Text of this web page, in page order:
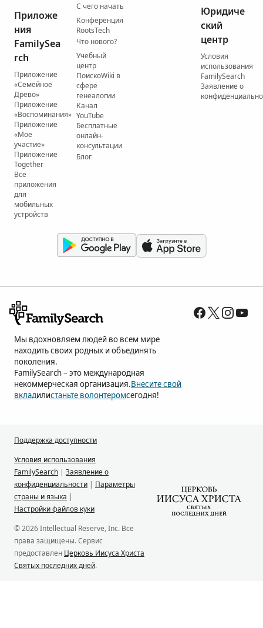
Приложе
ния
FamilySea
rch
Приложение
«Семейное
Древо»
Приложение
«Воспоминания»
Приложение
«Мое
участие»
Приложение
Together
Все
приложения
для
мобильных
устройств
С чего начать
Конференция
RootsTech
Что нового?
Учебный
центр
ПоискоWiki в
сфере
генеалогии
Канал
YouTube
Бесплатные
онлайн-
консультации
Блог
Юридиче
ский
центр
Условия
использования
FamilySearch
Заявление о
Мы вдохновляем людей во всем мире
находить своих родных и объединять
поколения.
FamilySearch – это международная
некоммерческая организация.Внесите свой
вкладилистаньте волонтеромсегодня!
Поддержка доступности
Условия использования
FamilySearch | Заявление о
конфиденциальности | Параметры
страны и языка |
Настройки файлов куки
© 2026 Intellectual Reserve, Inc. Все
права защищены. Сервис
предоставлен Церковь Иисуса Христа
Святых последних дней.